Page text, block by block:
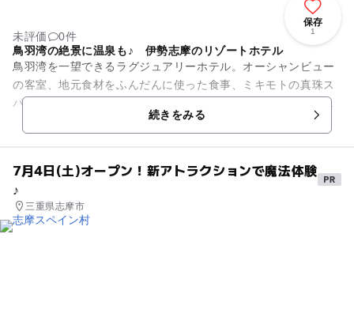
保存
1
未評価
0件
鳥羽湾の絶景に温泉も♪ 伊勢志摩のリゾートホテル
鳥羽湾を一望できるラグジュアリーホテル。オーシャンビュー
の客室、地元食材をふんだんに使った食事、ミキモトの真珠ス
パなど、非日常な時間と空間を堪能することができます。地元
関連の書籍をそろえたライブ...続きをみる
7月4日(土)オープン！新アトラクションで魔法体験
♪
三重県志摩市